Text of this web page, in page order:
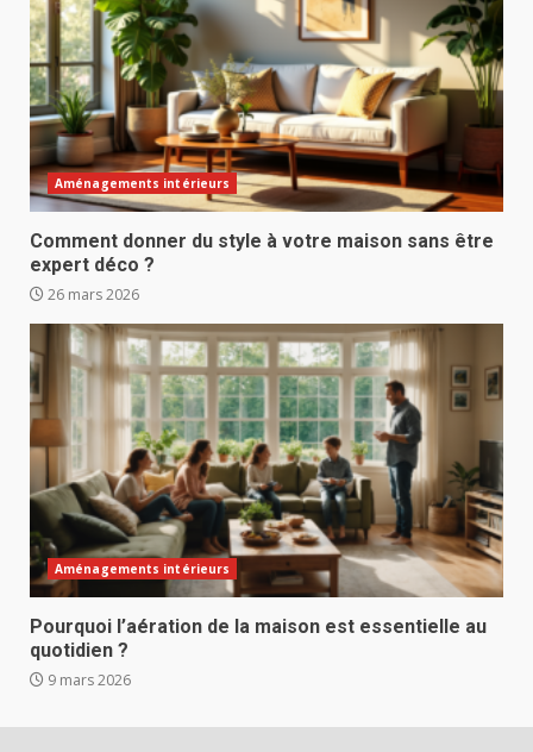
Aménagements intérieurs
Comment donner du style à votre maison sans être
expert déco ?
26 mars 2026
Aménagements intérieurs
Pourquoi l’aération de la maison est essentielle au
quotidien ?
9 mars 2026